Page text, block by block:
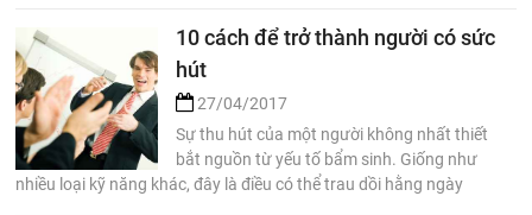
10 cách để trở thành người có sức
hút
27/04/2017
Sự thu hút của một người không nhất thiết
bắt nguồn từ yếu tố bẩm sinh. Giống như
nhiều loại kỹ năng khác, đây là điều có thể trau dồi hằng ngày